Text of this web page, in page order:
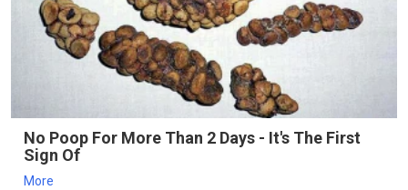
No Poop For More Than 2 Days - It's The First
Sign Of
More